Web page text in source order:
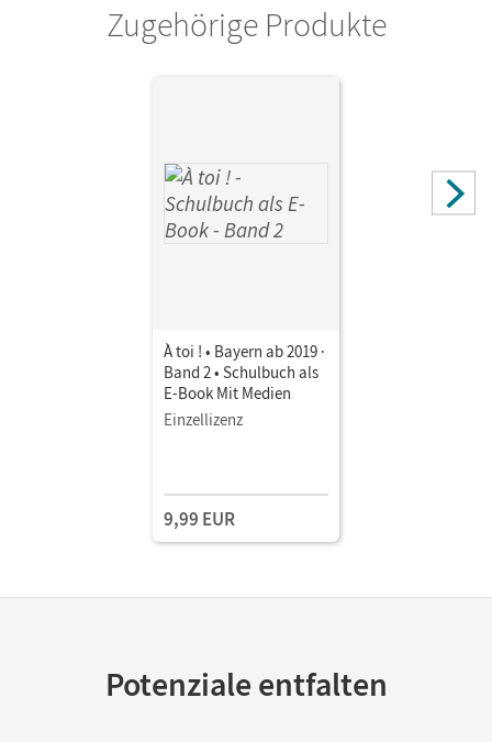
Zugehörige Produkte
À toi ! • Bayern ab 2019 ·
Band 2 • Schulbuch als
E-Book Mit Medien
Einzellizenz
9,99 EUR
Potenziale entfalten